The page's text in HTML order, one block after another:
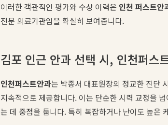
이러한 객관적인 평가와 수상 이력은 인천 퍼스트안
전문 의료기관임을 확실히 보여줍니다.
김포 인근 안과 선택 시, 인천퍼스
인천퍼스트안과는 박종서 대표원장의 정교한 진단
지속적으로 제공합니다. 이는 단순한 시력 교정을
는 데 중점을 둡니다. 특히 복잡하거나 난이도 높은